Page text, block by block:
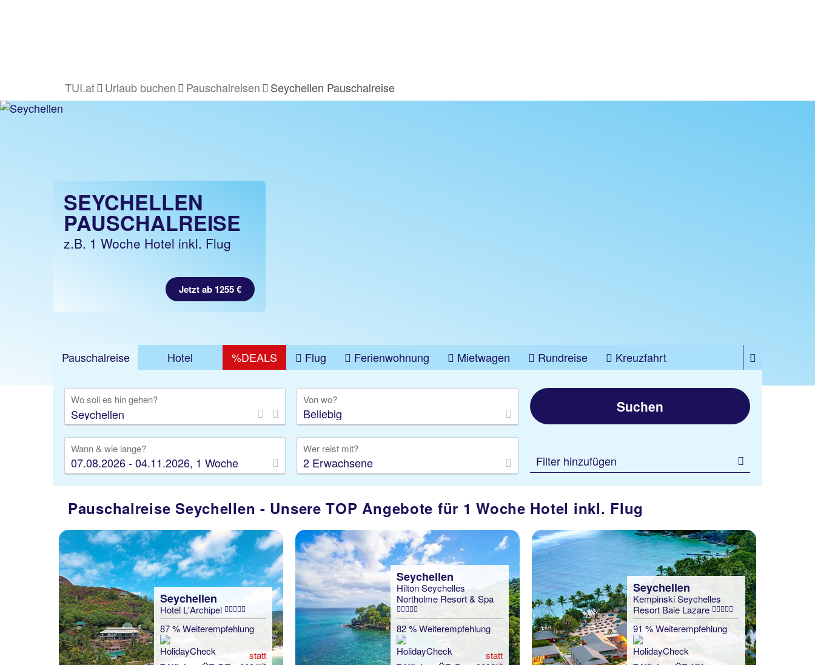
TUI.at Urlaub buchen Pauschalreisen Seychellen Pauschalreise
SEYCHELLEN
PAUSCHALREISE
z.B. 1 Woche Hotel inkl. Flug
Jetzt ab 1255 €
Pauschalreise Hotel %DEALS Flug Ferienwohnung Mietwagen Rundreise
Kreuzfahrt
Wo soll es hin gehen? Von wo?
Beliebig
Wann & wie lange?
07.08.2026 - 04.11.2026, 1 Woche
Wer reist mit?
2 Erwachsene
Suchen
Filter hinzufügen
Pauschalreise Seychellen - Unsere TOP Angebote für 1 Woche Hotel inkl. Flug
Seychellen
Hotel L'Archipel
87 % Weiterempfehlung
statt
Seychellen
Hilton Seychelles
Northolme Resort & Spa
82 % Weiterempfehlung
statt
Seychellen
Kempinski Seychelles
Resort Baie Lazare
91 % Weiterempfehlung